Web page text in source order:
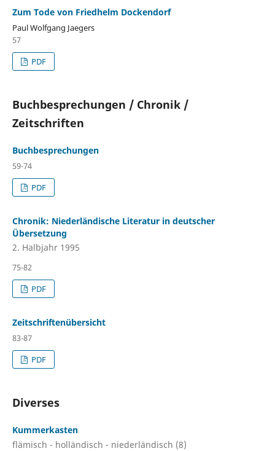
Zum Tode von Friedhelm Dockendorf
Paul Wolfgang Jaegers
57
PDF
Buchbesprechungen / Chronik /
Zeitschriften
Buchbesprechungen
59-74
PDF
Chronik: Niederländische Literatur in deutscher
Übersetzung
2. Halbjahr 1995
75-82
PDF
Zeitschriftenübersicht
83-87
PDF
Diverses
Kummerkasten
flämisch - holländisch - niederländisch (8)